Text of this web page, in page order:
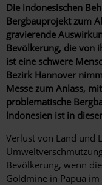
Die indonesischen
Bergbauprojekt zum
gravierende
Bevölkerung, die von
ist eine schwere
Bezirk Hannover
Messe zum Anlass,
problematische
Indonesien ist in
Verlust von Land und
Bevölkerung, wenn
Goldmine in Papua